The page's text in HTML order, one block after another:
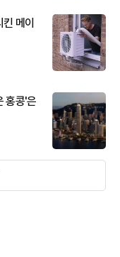
메이
홍콩'은